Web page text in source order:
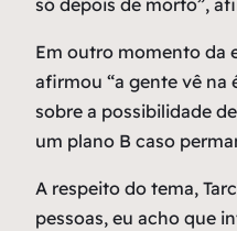
só depois de morto”,
Em outro momento da
afirmou “a gente vê na
sobre a possibilidade
um plano B caso
A respeito do tema,
pessoas, eu acho que